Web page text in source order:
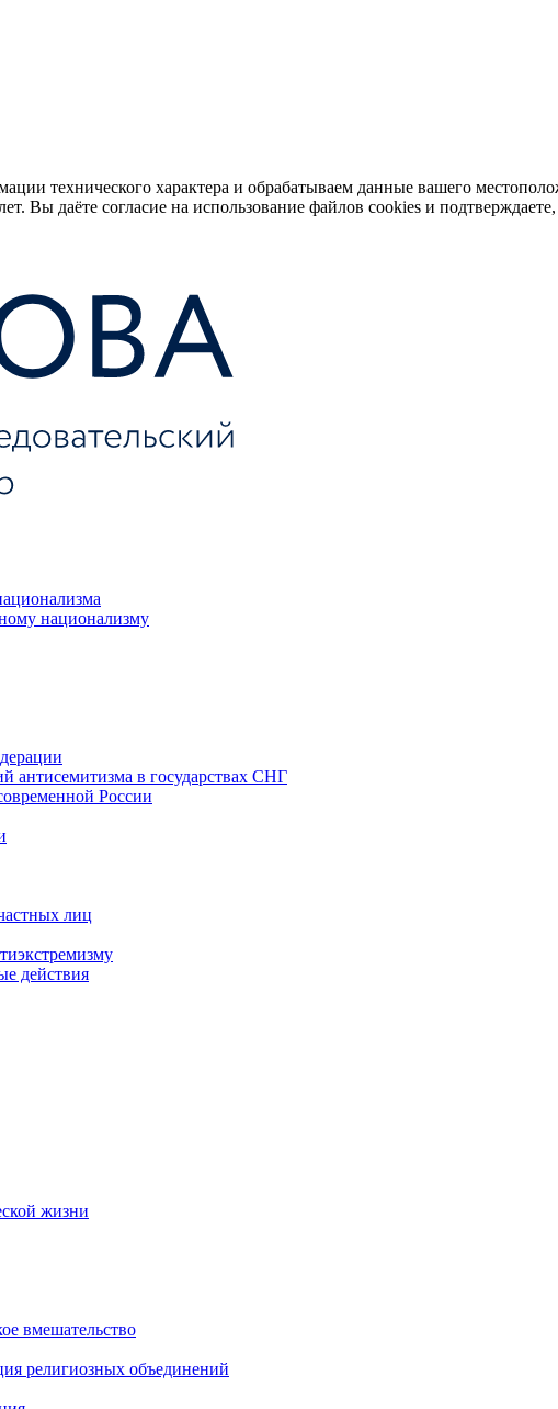
технического характера и обрабатываем данные вашего
Вы даёте согласие на использование файлов cookies и
национализму
антисемитизма в государствах СНГ
России
лиц
действия
жизни
вмешательство
религиозных объединений